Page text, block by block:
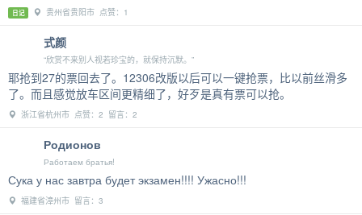
日记 贵州省贵阳市 点赞：1
式颜
“欣赏不来别人视若珍宝的，就保持沉默。”
耶抢到27的票回去了。12306改版以后可以一键抢票，比以前丝滑多
了。而且感觉放车区间更精细了，好歹是真有票可以抢。
浙江省杭州市 点赞：2 留言：2
Родионов
Работаем братья!
Сука у нас завтра будет экзамен!!!! Ужасно!!!
福建省漳州市 留言：3